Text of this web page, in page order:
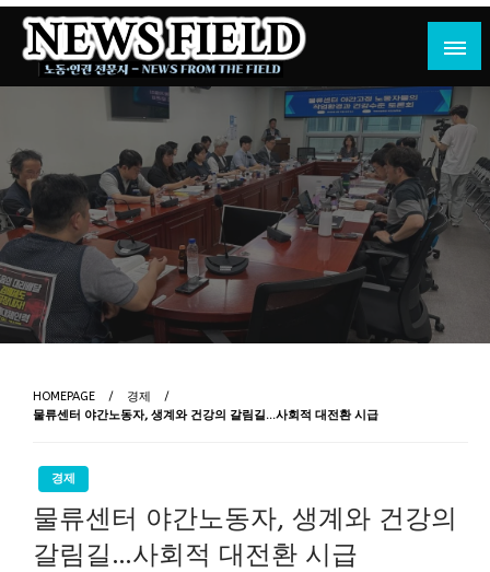
Skip
content
뉴스필드
노동·인권 전문지
HOMEPAGE
경제
물류센터 야간노동자, 생계와 건강의 갈림길…사회적 대전환 시급
경제
물류센터 야간노동자, 생계와 건강의
갈림길…사회적 대전환 시급